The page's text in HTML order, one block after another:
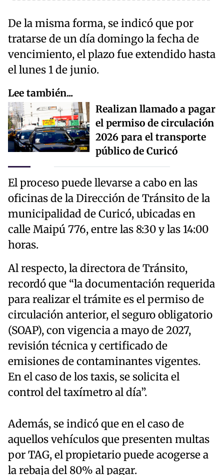
De la misma forma, se indicó que por
tratarse de un día domingo la fecha de
vencimiento, el plazo fue extendido hasta
el lunes 1 de junio.
Lee también...
Realizan llamado a pagar
el permiso de circulación
2026 para el transporte
público de Curicó
El proceso puede llevarse a cabo en las
oficinas de la Dirección de Tránsito de la
municipalidad de Curicó, ubicadas en
calle Maipú 776, entre las 8:30 y las 14:00
horas.
Al respecto, la directora de Tránsito,
recordó que “la documentación requerida
para realizar el trámite es el permiso de
circulación anterior, el seguro obligatorio
(SOAP), con vigencia a mayo de 2027,
revisión técnica y certificado de
emisiones de contaminantes vigentes.
En el caso de los taxis, se solicita el
control del taxímetro al día”.
Además, se indicó que en el caso de
aquellos vehículos que presenten multas
por TAG, el propietario puede acogerse a
la rebaja del 80% al pagar.